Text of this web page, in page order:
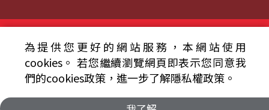
© 2024財團法人中央廣播電臺 版權所有
資通安全政策聲明
服務條款 隱私權條款
為提供您更好的網站服務，本網站使用
cookies。 若您繼續瀏覽網頁即表示您同意我
們的cookies政策，進一步了解隱私權政策。